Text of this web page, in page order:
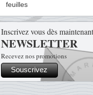
feuilles
Inscrivez vous dès
NEWSLETTER
Recevez nos promotions
Souscrivez